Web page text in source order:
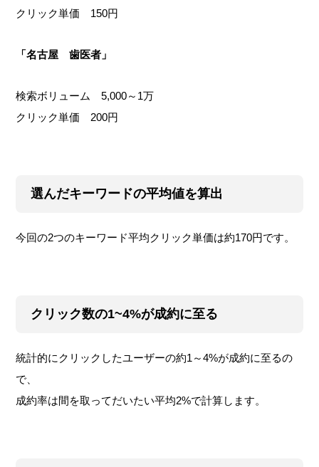
クリック単価 150円
「名古屋 歯医者」
検索ボリューム 5,000～1万
クリック単価 200円
選んだキーワードの平均値を算出
今回の2つのキーワード平均クリック単価は約170円です。
クリック数の1~4%が成約に至る
統計的にクリックしたユーザーの約1～4%が成約に至るの
で、
成約率は間を取ってだいたい平均2%で計算します。